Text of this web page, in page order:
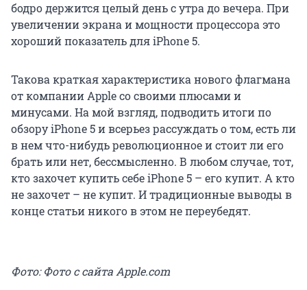
бодро держится целый день с утра до вечера. При
увеличении экрана и мощности процессора это
хороший показатель для iPhone 5.
Такова краткая характеристика нового флагмана
от компании Apple со своими плюсами и
минусами. На мой взгляд, подводить итоги по
обзору iPhone 5 и всерьез рассуждать о том, есть ли
в нем что-нибудь революционное и стоит ли его
брать или нет, бессмысленно. В любом случае, тот,
кто захочет купить себе iPhone 5 – его купит. А кто
не захочет – не купит. И традиционные выводы в
конце статьи никого в этом не переубедят.
Фото: Фото с сайта Apple.com